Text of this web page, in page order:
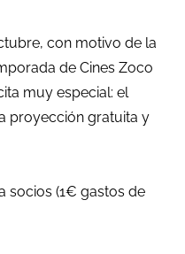
con motivo de la
de Cines Zoco
muy especial: el
proyección gratuita y
socios (1€ gastos de